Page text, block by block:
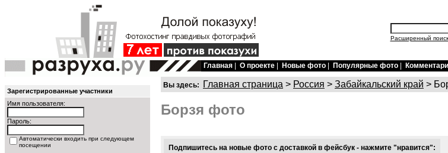
Расширенный поиск
Главная О проекте Новые фото Популярные фото
Зарегистрированные участники
Имя пользователя:
Пароль:
Автоматически входить при следующем
посещении
Вы здесь: Главная страница > Россия > Забайкальский край >
Борзя фото
Подпишитесь на новые фото с доставкой в фейсбук - нажмите "нравится":